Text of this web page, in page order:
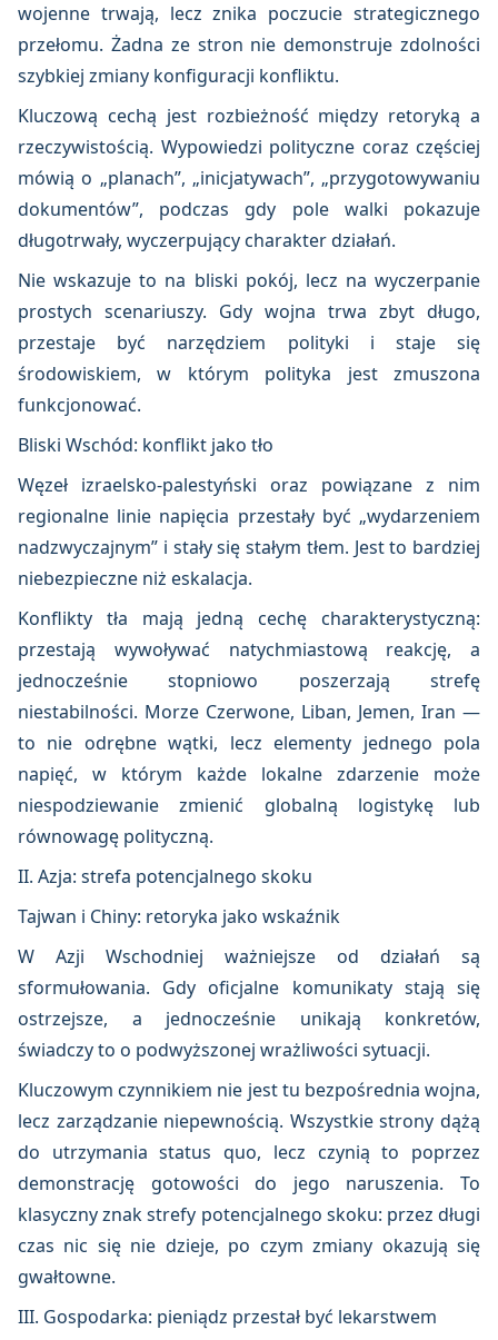
wojenne trwają, lecz znika poczucie strategicznego
przełomu. Żadna ze stron nie demonstruje zdolności
szybkiej zmiany konfiguracji konfliktu.
Kluczową cechą jest rozbieżność między retoryką a
rzeczywistością. Wypowiedzi polityczne coraz częściej
mówią o „planach”, „inicjatywach”, „przygotowywaniu
dokumentów”, podczas gdy pole walki pokazuje
długotrwały, wyczerpujący charakter działań.
Nie wskazuje to na bliski pokój, lecz na wyczerpanie
prostych scenariuszy. Gdy wojna trwa zbyt długo,
przestaje być narzędziem polityki i staje się
środowiskiem, w którym polityka jest zmuszona
funkcjonować.
Bliski Wschód: konflikt jako tło
Węzeł izraelsko-palestyński oraz powiązane z nim
regionalne linie napięcia przestały być „wydarzeniem
nadzwyczajnym” i stały się stałym tłem. Jest to bardziej
niebezpieczne niż eskalacja.
Konflikty tła mają jedną cechę charakterystyczną:
przestają wywoływać natychmiastową reakcję, a
jednocześnie stopniowo poszerzają strefę
niestabilności. Morze Czerwone, Liban, Jemen, Iran —
to nie odrębne wątki, lecz elementy jednego pola
napięć, w którym każde lokalne zdarzenie może
niespodziewanie zmienić globalną logistykę lub
równowagę polityczną.
II. Azja: strefa potencjalnego skoku
Tajwan i Chiny: retoryka jako wskaźnik
W Azji Wschodniej ważniejsze od działań są
sformułowania. Gdy oficjalne komunikaty stają się
ostrzejsze, a jednocześnie unikają konkretów,
świadczy to o podwyższonej wrażliwości sytuacji.
Kluczowym czynnikiem nie jest tu bezpośrednia wojna,
lecz zarządzanie niepewnością. Wszystkie strony dążą
do utrzymania status quo, lecz czynią to poprzez
demonstrację gotowości do jego naruszenia. To
klasyczny znak strefy potencjalnego skoku: przez długi
czas nic się nie dzieje, po czym zmiany okazują się
gwałtowne.
III. Gospodarka: pieniądz przestał być lekarstwem